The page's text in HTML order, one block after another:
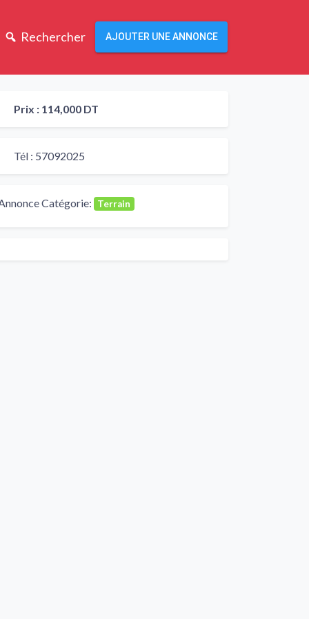
Rechercher AJOUTER UNE ANNONCE
Prix : 114,000 DT
Tél : 57092025
Catégorie: Terrain